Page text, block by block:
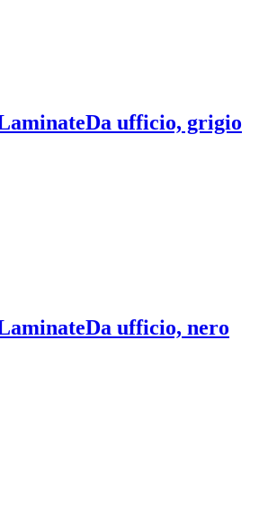
Da ufficio, grigio
Da ufficio, nero